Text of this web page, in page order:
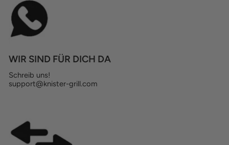
WIR SIND FÜR DICH DA
Schreib uns!
support@knister-grill.com